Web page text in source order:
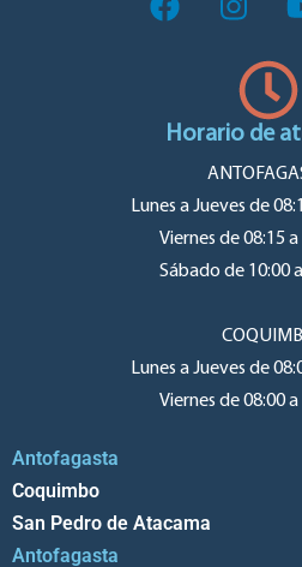
Horario de
Lunes a Jueves de
Viernes de 08:15 a
Sábado de 10:00
Lunes a Jueves de
Viernes de 08:00 a
Antofagasta
Coquimbo
San Pedro de Atacama
Antofagasta